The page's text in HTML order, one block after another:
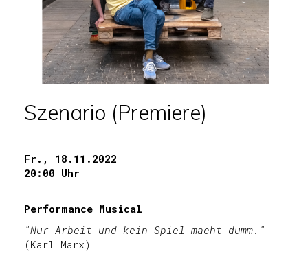
Szenario (Premiere)
Fr., 18.11.2022
20:00 Uhr
Performance Musical
"Nur Arbeit und kein Spiel macht dumm."
(Karl Marx)